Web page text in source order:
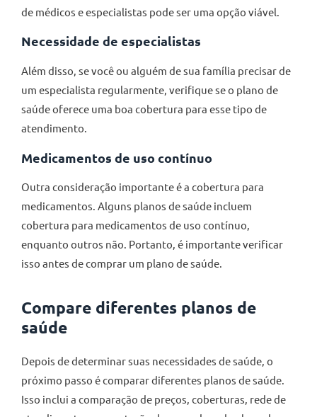
de médicos e especialistas pode ser uma opção viável.
Necessidade de especialistas
Além disso, se você ou alguém de sua família precisar de
um especialista regularmente, verifique se o plano de
saúde oferece uma boa cobertura para esse tipo de
atendimento.
Medicamentos de uso contínuo
Outra consideração importante é a cobertura para
medicamentos. Alguns planos de saúde incluem
cobertura para medicamentos de uso contínuo,
enquanto outros não. Portanto, é importante verificar
isso antes de comprar um plano de saúde.
Compare diferentes planos de
saúde
Depois de determinar suas necessidades de saúde, o
próximo passo é comparar diferentes planos de saúde.
Isso inclui a comparação de preços, coberturas, rede de